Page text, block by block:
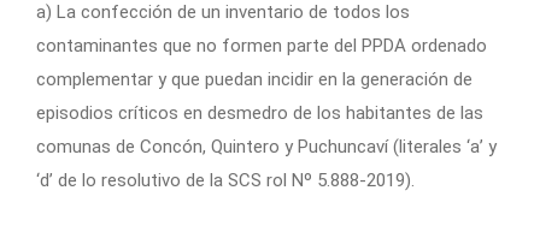
a) La confección de un inventario de todos los
contaminantes que no formen parte del PPDA ordenado
complementar y que puedan incidir en la generación de
episodios críticos en desmedro de los habitantes de las
comunas de Concón, Quintero y Puchuncaví (literales ‘a’ y
‘d’ de lo resolutivo de la SCS rol Nº 5.888-2019).